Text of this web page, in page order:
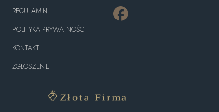
REGULAMIN
POLITYKA PRYWATNOŚCI
KONTAKT
ZGŁOSZENIE